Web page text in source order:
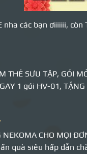
nha các bạn ơiiiiii,
THẺ SƯU TẬP, GÓI
1 gói HV-01,
NEKOMA CHO MỌI
quà siêu hấp dẫn